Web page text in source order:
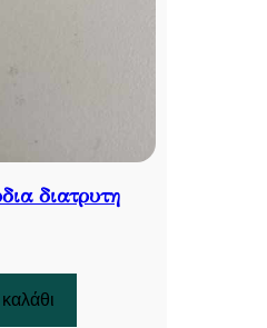
διατρυτη